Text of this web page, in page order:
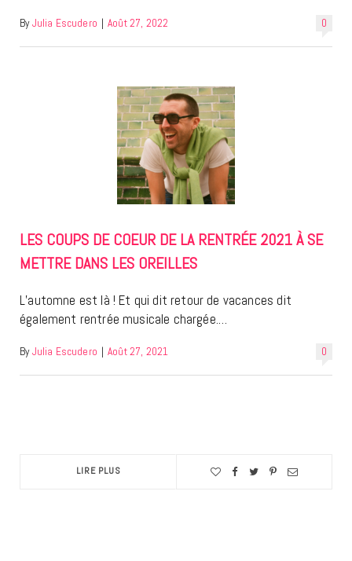
0
By Julia Escudero | Août 27, 2022
LES COUPS DE COEUR DE LA RENTRÉE 2021 À SE
METTRE DANS LES OREILLES
L’automne est là ! Et qui dit retour de vacances dit
également rentrée musicale chargée.…
0
By Julia Escudero | Août 27, 2021
LIRE PLUS